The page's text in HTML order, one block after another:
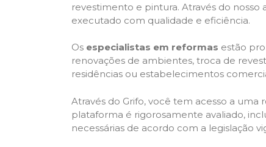
revestimento e pintura. Através do
executado com qualidade e eficiência.
Os especialistas em reformas estão
renovações de ambientes, troca de
residências ou estabelecimentos
Através do Grifo, você tem acesso a uma
plataforma é rigorosamente avaliado,
necessárias de acordo com a legislação